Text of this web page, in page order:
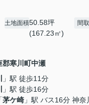
土地面積50.58坪
(167.23㎡)
間
郡寒川町中瀬
」駅 徒歩11分
」駅 徒歩16分
「茅ケ崎 」駅 バス16分 神